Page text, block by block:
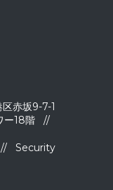
赤坂9-7-1
ー18階 //
// Security